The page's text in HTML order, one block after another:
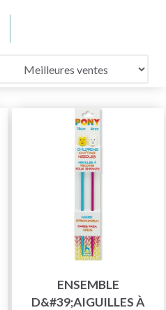
ENSEMBLE
D&#39;AIGUILLES À